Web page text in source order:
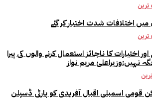
ترین
میں اختلافات شدت اختیار کر گئے
ترین
اختیارات کا ناجائز استعمال کرنے والوں کی پیرا
قومی اسمبلی اقبال آفریدی کو پارٹی ڈسپلن